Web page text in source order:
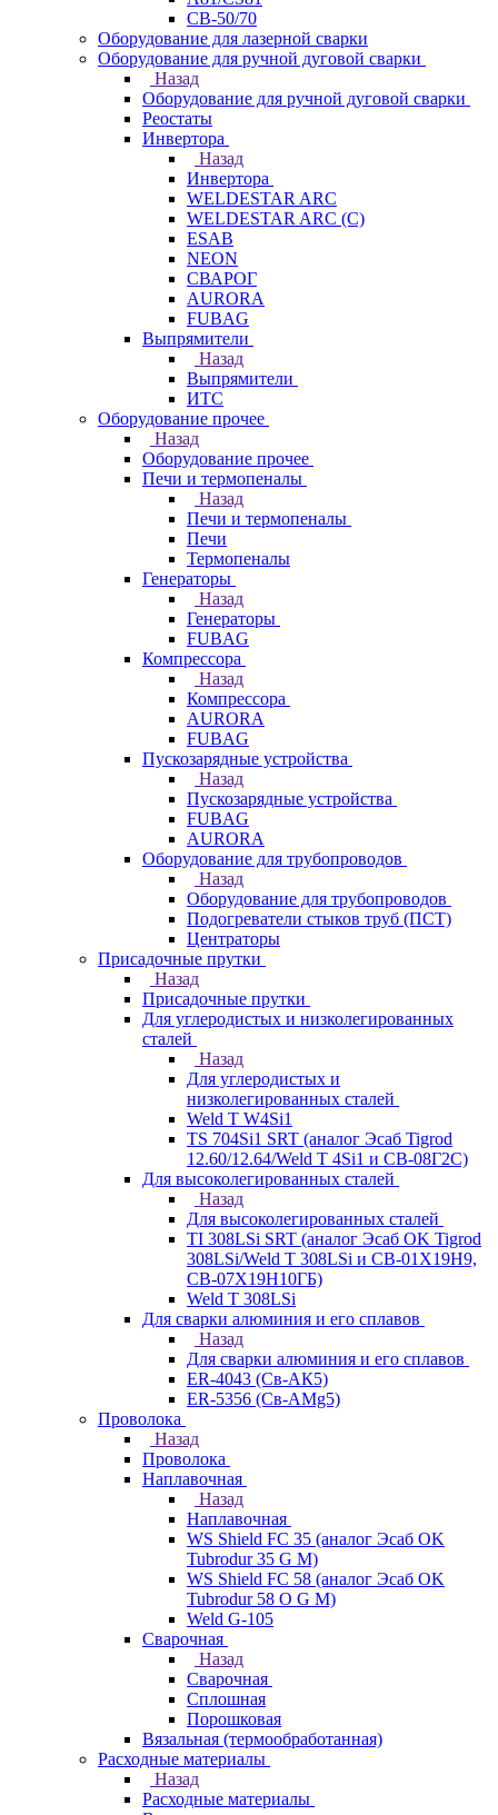
СВ-50/70
Оборудование для лазерной сварки
Оборудование для ручной дуговой сварки
Назад
Оборудование для ручной дуговой сварки
Реостаты
Инвертора
Назад
Инвертора
WELDESTAR ARC
WELDESTAR ARC (С)
ESAB
NEON
СВАРОГ
AURORA
FUBAG
Выпрямители
Назад
Выпрямители
ИТС
Оборудование прочее
Назад
Оборудование прочее
Печи и термопеналы
Назад
Печи и термопеналы
Печи
Термопеналы
Генераторы
Назад
Генераторы
FUBAG
Компрессора
Назад
Компрессора
AURORA
FUBAG
Пускозарядные устройства
Назад
Пускозарядные устройства
FUBAG
AURORA
Оборудование для трубопроводов
Назад
Оборудование для трубопроводов
Подогреватели стыков труб (ПСТ)
Центраторы
Присадочные прутки
Назад
Присадочные прутки
Для углеродистых и низколегированных
сталей
Назад
Для углеродистых и
низколегированных сталей
Weld T W4Si1
TS 704Si1 SRT (аналог Эсаб Tigrod
12.60/12.64/Weld T 4Si1 и СВ-08Г2С)
Для высоколегированных сталей
Назад
Для высоколегированных сталей
TI 308LSi SRT (аналог Эсаб OK Tigrod
308LSi/Weld T 308LSi и СВ-01Х19Н9,
СВ-07Х19Н10ГБ)
Weld T 308LSi
Для сварки алюминия и его сплавов
Назад
Для сварки алюминия и его сплавов
ER-4043 (Св-АК5)
ER-5356 (Св-АМg5)
Проволока
Назад
Проволока
Наплавочная
Назад
Наплавочная
WS Shield FC 35 (аналог Эсаб OK
Tubrodur 35 G M)
WS Shield FC 58 (аналог Эсаб OK
Tubrodur 58 O G M)
Weld G-105
Сварочная
Назад
Сварочная
Сплошная
Порошковая
Вязальная (термообработанная)
Расходные материалы
Назад
Расходные материалы